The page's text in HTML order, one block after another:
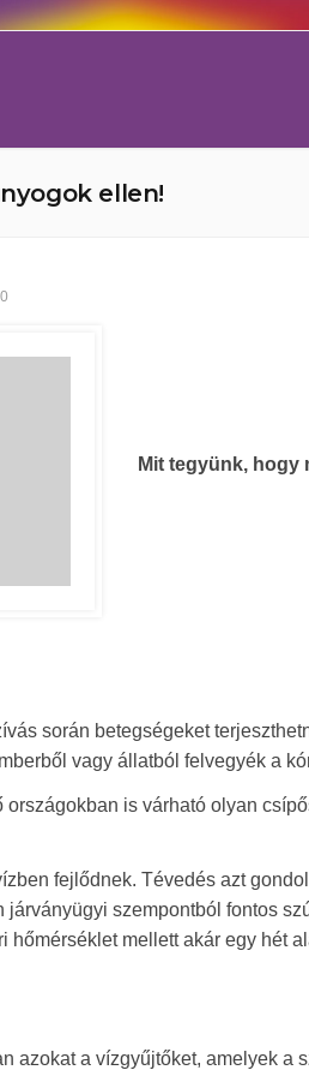
ellen!
Mit tegyünk, hogy
során betegségeket
vagy állatból felvegyék a
országokban is várható olyan
fejlődnek. Tévedés azt
járványügyi szempontból fontos
hőmérséklet mellett akár egy hét
azokat a vízgyűjtőket, amelyek a